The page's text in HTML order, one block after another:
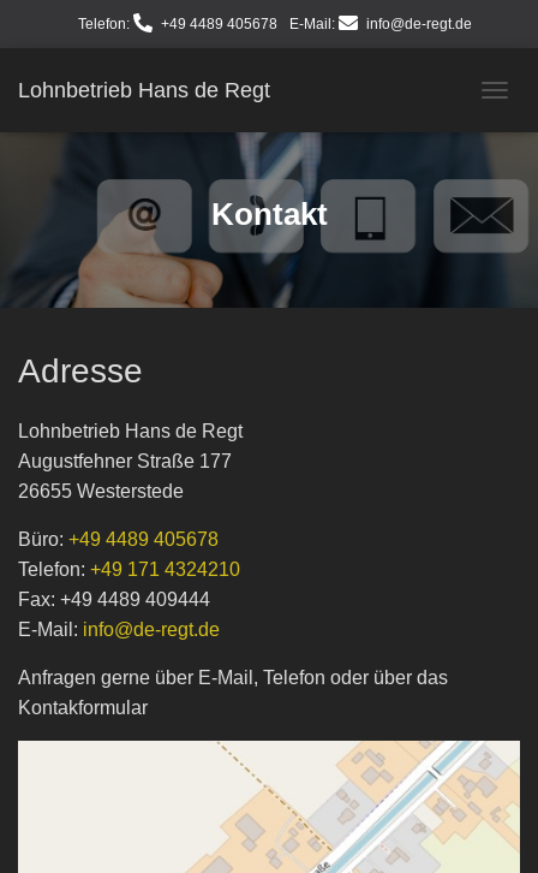
Telefon: +49 4489 405678 E-Mail: info@de-regt.de
Lohnbetrieb Hans de Regt
A
I
G
A
Kontakt
Adresse
Lohnbetrieb Hans de Regt
Augustfehner Straße 177
26655 Westerstede
Büro: +49 4489 405678
Telefon: +49 171 4324210
Fax: +49 4489 409444
E-Mail: info@de-regt.de
Anfragen gerne über E-Mail, Telefon oder über das
Kontakformular